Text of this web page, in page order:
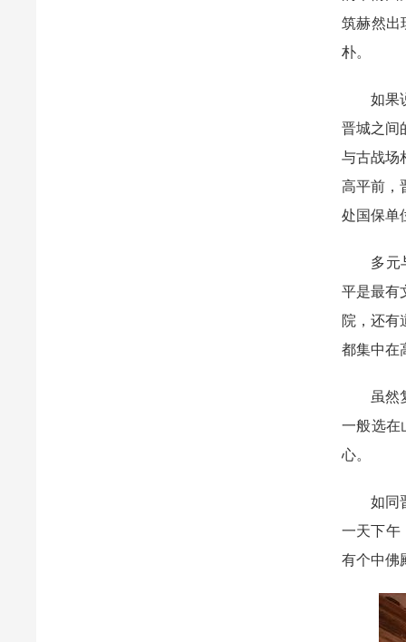
筑赫然出
朴。
如果说
晋城之间
与古战场
高平前，
处国保单
多元与
平是最有
院，还有
都集中在
虽然复
一般选在
心。
如同晋
一天下午
有个中佛